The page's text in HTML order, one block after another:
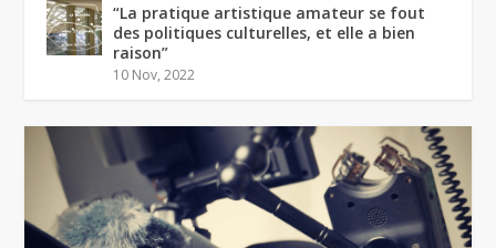
“La pratique artistique amateur se fout
des politiques culturelles, et elle a bien
raison”
10 Nov, 2022